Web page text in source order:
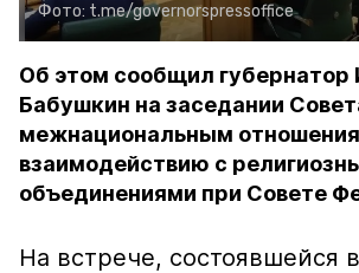
Фото: t.me/governorspressoffice
Об этом сообщил губернатор
Бабушкин на заседании
межнациональным
взаимодействию с
объединениями при Совете
На встрече, состоявшейся